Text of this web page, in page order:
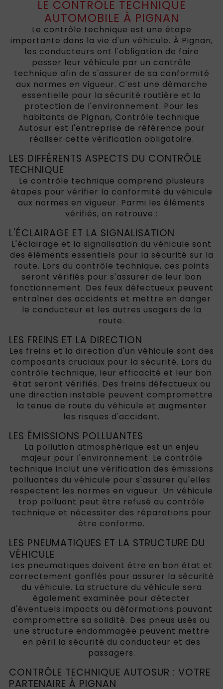
LE CONTRÔLE TECHNIQUE
AUTOMOBILE À PIGNAN
Le contrôle technique est une étape
importante dans la vie d'un véhicule. À Pignan,
les conducteurs ont l'obligation de faire
passer leur véhicule par un contrôle
technique afin de s'assurer de sa conformité
aux normes en vigueur. C'est une démarche
essentielle pour la sécurité routière et la
protection de l'environnement. Pour les
habitants de Pignan, Contrôle technique
Autosur est l'entreprise de référence pour
réaliser cette vérification obligatoire.
LES DIFFÉRENTS ASPECTS DU CONTRÔLE
TECHNIQUE
Le contrôle technique comprend plusieurs
étapes pour vérifier la conformité du véhicule
aux normes en vigueur. Parmi les éléments
vérifiés, on retrouve :
L'ÉCLAIRAGE ET LA SIGNALISATION
L'éclairage et la signalisation du véhicule sont
des éléments essentiels pour la sécurité sur la
route. Lors du contrôle technique, ces points
seront vérifiés pour s'assurer de leur bon
fonctionnement. Des feux défectueux peuvent
entraîner des accidents et mettre en danger
le conducteur et les autres usagers de la
route.
LES FREINS ET LA DIRECTION
Les freins et la direction d'un véhicule sont des
composants cruciaux pour la sécurité. Lors du
contrôle technique, leur efficacité et leur bon
état seront vérifiés. Des freins défectueux ou
une direction instable peuvent compromettre
la tenue de route du véhicule et augmenter
les risques d'accident.
LES ÉMISSIONS POLLUANTES
La pollution atmosphérique est un enjeu
majeur pour l'environnement. Le contrôle
technique inclut une vérification des émissions
polluantes du véhicule pour s'assurer qu'elles
respectent les normes en vigueur. Un véhicule
trop polluant peut être refusé au contrôle
technique et nécessiter des réparations pour
être conforme.
LES PNEUMATIQUES ET LA STRUCTURE DU
VÉHICULE
Les pneumatiques doivent être en bon état et
correctement gonflés pour assurer la sécurité
du véhicule. La structure du véhicule sera
également examinée pour détecter
d'éventuels impacts ou déformations pouvant
compromettre sa solidité. Des pneus usés ou
une structure endommagée peuvent mettre
en péril la sécurité du conducteur et des
passagers.
CONTRÔLE TECHNIQUE AUTOSUR : VOTRE
PARTENAIRE À PIGNAN